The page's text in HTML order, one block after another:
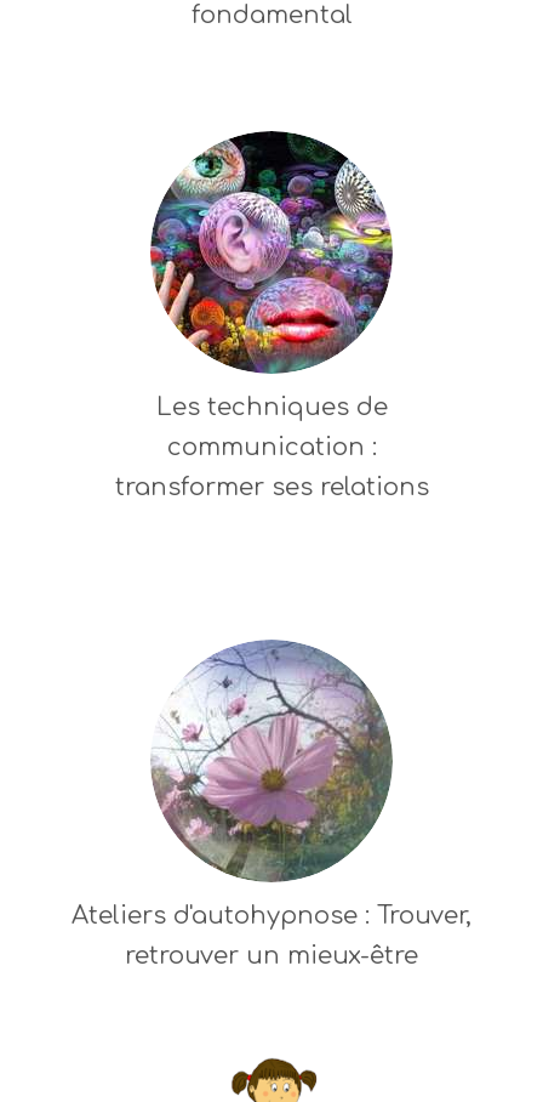
fondamental
Les techniques de
communication :
transformer ses relations
Ateliers d'autohypnose : Trouver,
retrouver un mieux-être